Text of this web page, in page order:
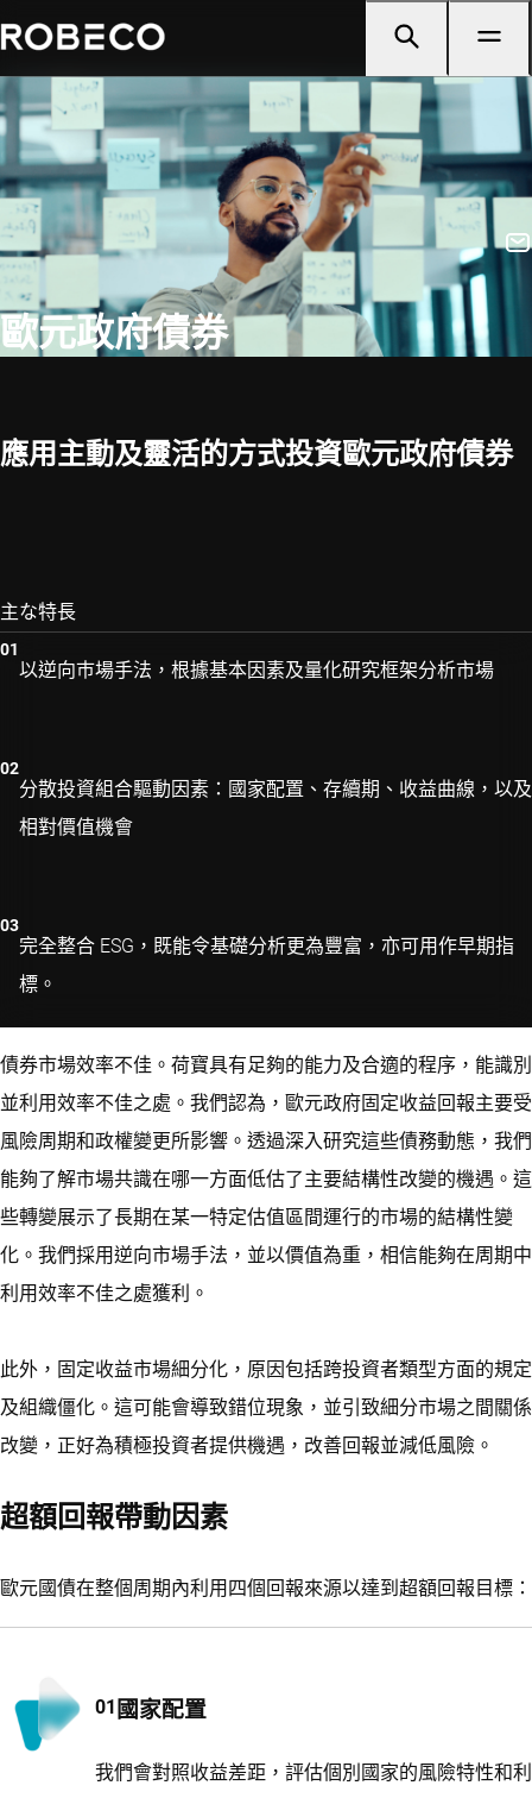
歐元政府債券
應用主動及靈活的方式投資歐元政府債券
主な特長
以逆向巿場手法，根據基本因素及量化研究框架分析市場
分散投資組合驅動因素：國家配置、存續期、收益曲線，以及
相對價值機會
完全整合 ESG，既能令基礎分析更為豐富，亦可用作早期指
標。
債券市場效率不佳。荷寶具有足夠的能力及合適的程序，能識別
並利用效率不佳之處。我們認為，歐元政府固定收益回報主要受
風險周期和政權變更所影響。透過深入研究這些債務動態，我們
能夠了解市場共識在哪一方面低估了主要結構性改變的機遇。這
些轉變展示了長期在某一特定估值區間運行的市場的結構性變
化。我們採用逆向市場手法，並以價值為重，相信能夠在周期中
利用效率不佳之處獲利。
此外，固定收益市場細分化，原因包括跨投資者類型方面的規定
及組織僵化。這可能會導致錯位現象，並引致細分市場之間關係
改變，正好為積極投資者提供機遇，改善回報並減低風險。
超額回報帶動因素
歐元國債在整個周期內利用四個回報來源以達到超額回報目標：
國家配置
我們會對照收益差距，評估個別國家的風險特性和利